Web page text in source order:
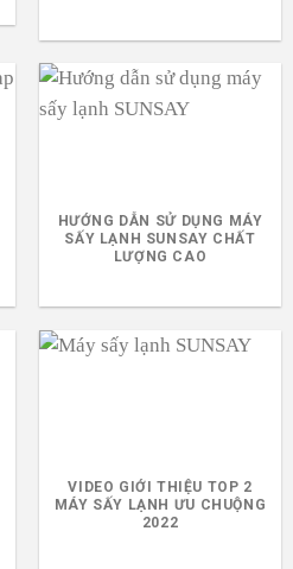
HƯỚNG DẪN SỬ DỤNG MÁY
SẤY LẠNH SUNSAY CHẤT
LƯỢNG CAO
VIDEO GIỚI THIỆU TOP 2
MÁY SẤY LẠNH ƯU CHUỘNG
2022